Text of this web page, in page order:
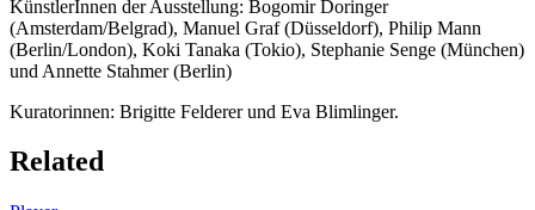
KünstlerInnen der Ausstellung: Bogomir Doringer
(Amsterdam/Belgrad), Manuel Graf (Düsseldorf), Philip Mann
(Berlin/London), Koki Tanaka (Tokio), Stephanie Senge (München)
und Annette Stahmer (Berlin)
Kuratorinnen: Brigitte Felderer und Eva Blimlinger.
Related